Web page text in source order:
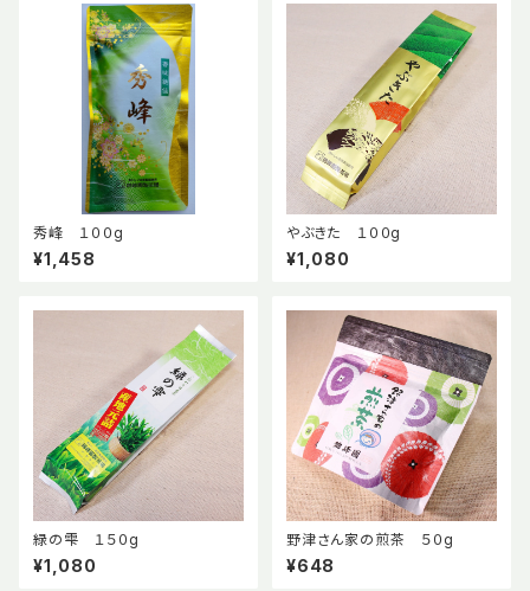
秀峰 １００g
¥1,458
やぶきた １００g
¥1,080
緑の雫 １５０g
¥1,080
野津さん家の煎茶 ５０g
¥648